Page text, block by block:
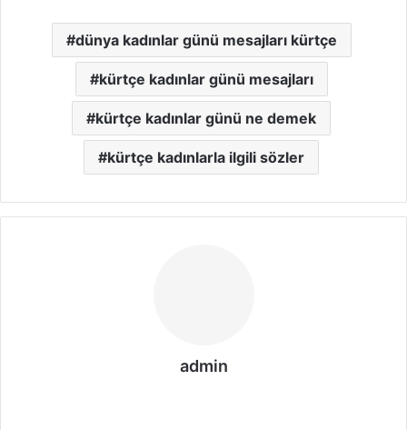
dünya kadınlar günü mesajları kürtçe
kürtçe kadınlar günü mesajları
kürtçe kadınlar günü ne demek
kürtçe kadınlarla ilgili sözler
admin